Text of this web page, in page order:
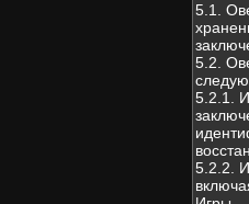
5.1.
5.2.
5.2.1.
5.2.2.